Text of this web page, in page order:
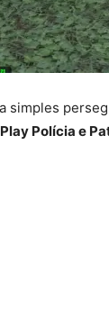
simples
Polícia e